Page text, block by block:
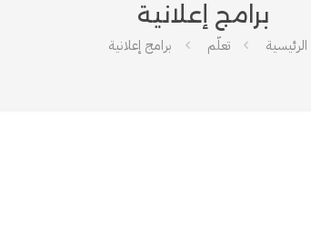
برامج إعلانية
الرئيسية تعلّم برامج إعلانية